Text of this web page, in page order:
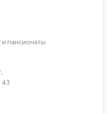
пансионаты
43